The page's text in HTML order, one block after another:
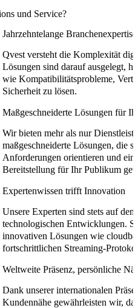
und Service?
Jahrzehntelange Branchenexpertise
Qvest versteht die Komplexität
Lösungen sind darauf ausgelegt,
wie Kompatibilitätsprobleme,
Sicherheit zu lösen.
Maßgeschneiderte Lösungen für
Wir bieten mehr als nur
maßgeschneiderte Lösungen, die
Anforderungen orientieren und
Bereitstellung für Ihr Publikum
Expertenwissen trifft Innovation
Unsere Experten sind stets auf
technologischen Entwicklungen.
innovativen Lösungen wie
fortschrittlichen Streaming-
Weltweite Präsenz, persönliche
Dank unserer internationalen
Kundennähe gewährleisten wir,